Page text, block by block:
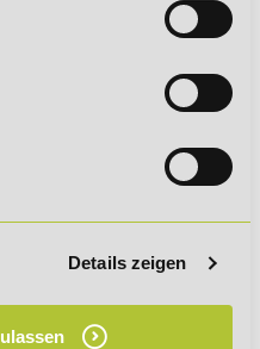
Details zeigen
verknüpfen,